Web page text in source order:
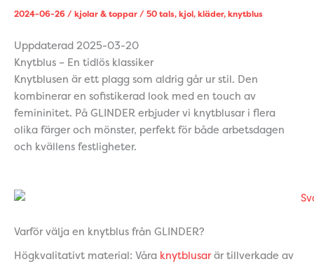
2024-06-26/ kjolar & toppar/ 50 tals,kjol,kläder,knytblus
Uppdaterad 2025-03-20
Knytblus – En tidlös klassiker
Knytblusen är ett plagg som aldrig går ur stil. Den
kombinerar en sofistikerad look med en touch av
femininitet. På GLINDER erbjuder vi knytblusar i flera
olika färger och mönster, perfekt för både arbetsdagen
och kvällens festligheter.
Varför välja en knytblus från GLINDER?
Högkvalitativt material: Våra knytblusarär tillverkade av